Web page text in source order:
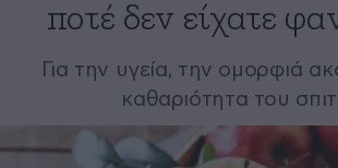
ποτέ δεν είχατε
Για την υγεία, την ομορφιά
καθαριότητα του